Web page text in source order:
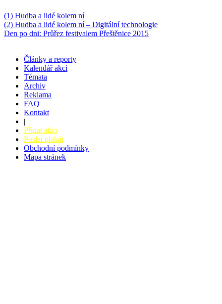
(1) Hudba a lidé kolem ní
(2) Hudba a lidé kolem ní – Digitální technologie
Den po dni: Průřez festivalem Přeštěnice 2015
Články a reporty
Kalendář akcí
Témata
Archiv
Reklama
FAQ
Kontakt
|
Přidat akci
Poslat plakát
Obchodní podmínky
Mapa stránek